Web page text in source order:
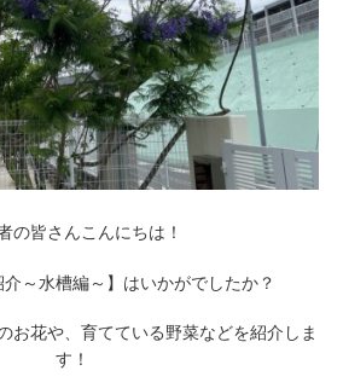
の皆さんこんにちは！
～水槽編～】はいかがでしたか？
お花や、育てている野菜などを紹介しま
す！